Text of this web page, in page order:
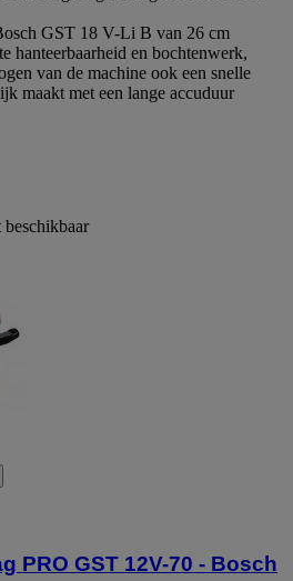
GST 18 V-Li B van 26 cm
hanteerbaarheid en bochtenwerk,
van de machine ook een snelle
maakt met een lange accuduur
PRO GST 12V-70 - Bosch